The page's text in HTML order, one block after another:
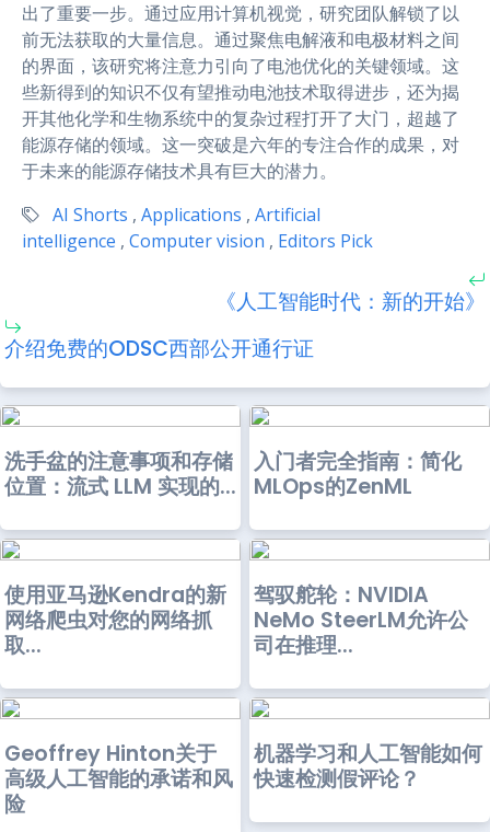
出了重要一步。通过应用计算机视觉，研究团队解锁了以
前无法获取的大量信息。通过聚焦电解液和电极材料之间
的界面，该研究将注意力引向了电池优化的关键领域。这
些新得到的知识不仅有望推动电池技术取得进步，还为揭
开其他化学和生物系统中的复杂过程打开了大门，超越了
能源存储的领域。这一突破是六年的专注合作的成果，对
于未来的能源存储技术具有巨大的潜力。
AI Shorts , Applications , Artificial
intelligence , Computer vision , Editors Pick
《人工智能时代：新的开始》
介绍免费的ODSC西部公开通行证
洗手盆的注意事项和存储
位置：流式 LLM 实现的...
入门者完全指南：简化
MLOps的ZenML
使用亚马逊Kendra的新
网络爬虫对您的网络抓
取...
驾驭舵轮：NVIDIA
NeMo SteerLM允许公
司在推理...
Geoffrey Hinton关于
高级人工智能的承诺和风
险
机器学习和人工智能如何
快速检测假评论？